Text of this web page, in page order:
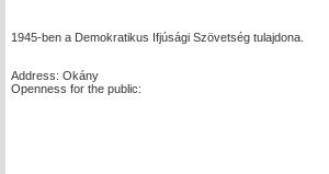
1945-ben a Demokratikus Ifjúsági Szövetség tulajdona.
Address: Okány
Openness for the public: